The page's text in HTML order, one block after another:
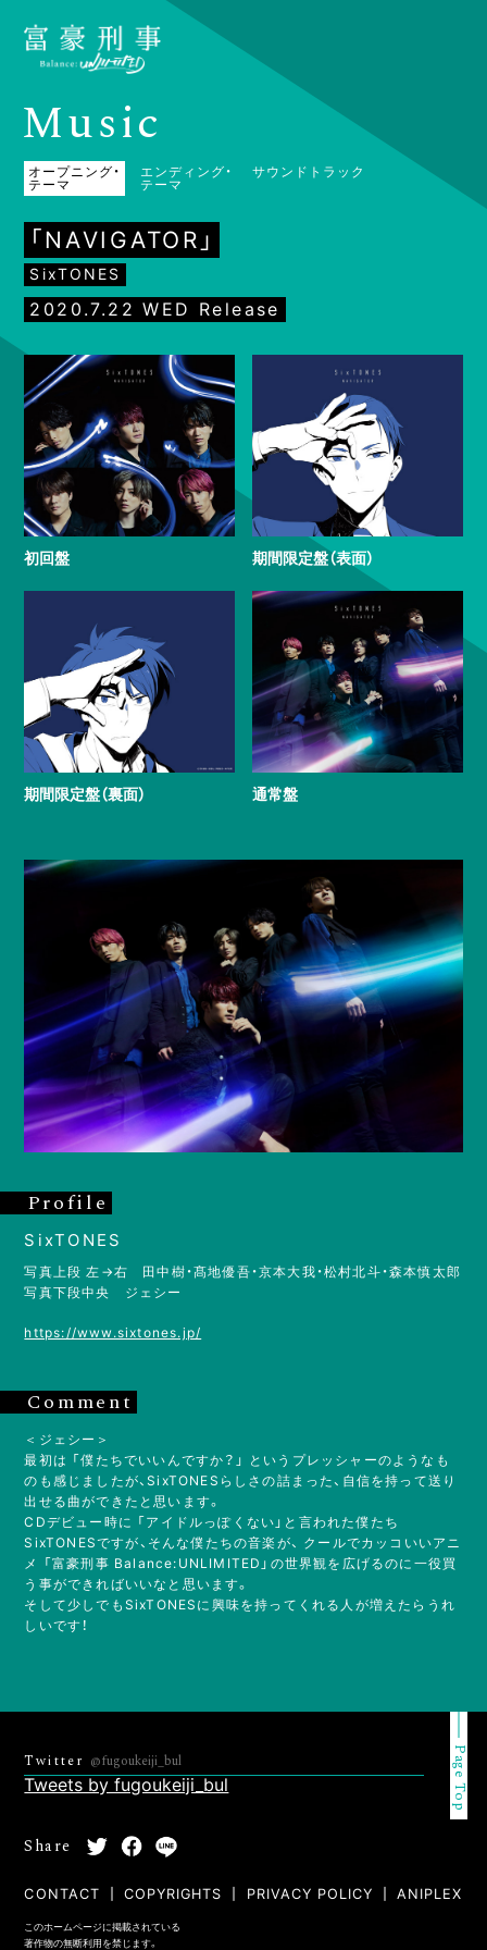
Music
オープニング・
テーマ
エンディング・
テーマ
サウンドトラック
「NAVIGATOR」
SixTONES
2020.7.22 WED Release
初回盤 期間限定盤（表面）
期間限定盤（裏面） 通常盤
Profile
SixTONES
写真上段 左→右 田中樹・髙地優吾・京本大我・松村北斗・森本慎太郎
写真下段中央 ジェシー
https://www.sixtones.jp/
Comment
＜ジェシー＞
最初は 「僕たちでいいんですか？」 というプレッシャーのようなも
のも感じましたが、SixTONESらしさの詰まった、自信を持って送り
出せる曲ができたと思います。
CDデビュー時に 「アイドルっぽくない」と言われた僕たち
SixTONESですが、そんな僕たちの音楽が、 クールでカッコいいアニ
メ 「富豪刑事 Balance:UNLIMITED」の世界観を広げるのに一役買
う事ができればいいなと思います。
そして少しでもSixTONESに興味を持ってくれる人が増えたらうれ
しいです！
Twitter @fugoukeiji_bul
Tweets by fugoukeiji_bul
Share
CONTACT COPYRIGHTS PRIVACY POLICY ANIPLEX
このホームページに掲載されている
著作物の無断利用を禁じます。
Page Top